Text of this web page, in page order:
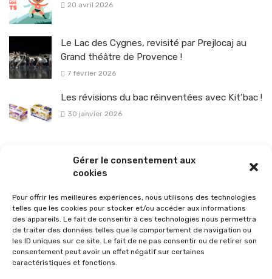
Gérer le consentement aux
cookies
Pour offrir les meilleures expériences, nous utilisons des technologies
telles que les cookies pour stocker et/ou accéder aux informations
des appareils. Le fait de consentir à ces technologies nous permettra
de traiter des données telles que le comportement de navigation ou
les ID uniques sur ce site. Le fait de ne pas consentir ou de retirer son
consentement peut avoir un effet négatif sur certaines
caractéristiques et fonctions.
20 avril 2026
Le Lac des Cygnes, revisité par Prejlocaj au
Grand théâtre de Provence !
7 février 2026
Les révisions du bac réinventées avec Kit’bac !
30 janvier 2026